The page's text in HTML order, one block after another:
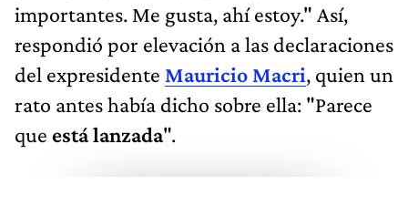
importantes. Me gusta, ahí estoy." Así,
respondió por elevación a las declaraciones
del expresidente Mauricio Macri, quien un
rato antes había dicho sobre ella: "Parece
que está lanzada".